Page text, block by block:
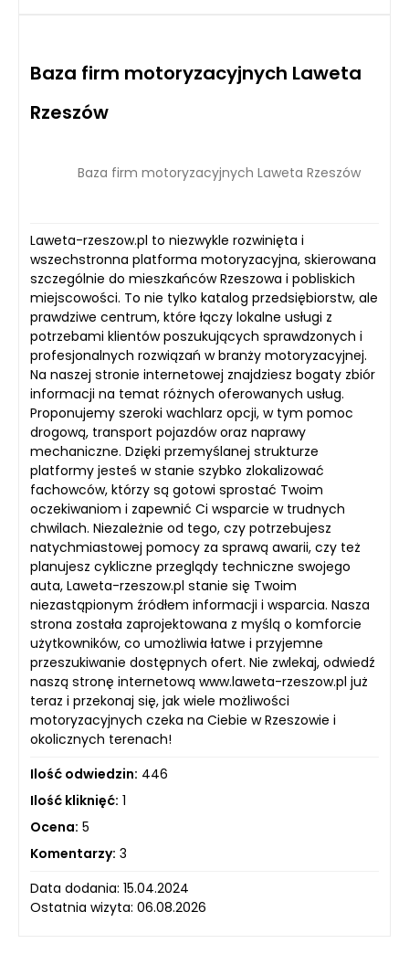
Baza firm motoryzacyjnych Laweta
Rzeszów
Baza firm motoryzacyjnych Laweta Rzeszów
Laweta-rzeszow.pl to niezwykle rozwinięta i
wszechstronna platforma motoryzacyjna, skierowana
szczególnie do mieszkańców Rzeszowa i pobliskich
miejscowości. To nie tylko katalog przedsiębiorstw, ale
prawdziwe centrum, które łączy lokalne usługi z
potrzebami klientów poszukujących sprawdzonych i
profesjonalnych rozwiązań w branży motoryzacyjnej.
Na naszej stronie internetowej znajdziesz bogaty zbiór
informacji na temat różnych oferowanych usług.
Proponujemy szeroki wachlarz opcji, w tym pomoc
drogową, transport pojazdów oraz naprawy
mechaniczne. Dzięki przemyślanej strukturze
platformy jesteś w stanie szybko zlokalizować
fachowców, którzy są gotowi sprostać Twoim
oczekiwaniom i zapewnić Ci wsparcie w trudnych
chwilach. Niezależnie od tego, czy potrzebujesz
natychmiastowej pomocy za sprawą awarii, czy też
planujesz cykliczne przeglądy techniczne swojego
auta, Laweta-rzeszow.pl stanie się Twoim
niezastąpionym źródłem informacji i wsparcia. Nasza
strona została zaprojektowana z myślą o komforcie
użytkowników, co umożliwia łatwe i przyjemne
przeszukiwanie dostępnych ofert. Nie zwlekaj, odwiedź
naszą stronę internetową www.laweta-rzeszow.pl już
teraz i przekonaj się, jak wiele możliwości
motoryzacyjnych czeka na Ciebie w Rzeszowie i
okolicznych terenach!
Ilość odwiedzin: 446
Ilość kliknięć: 1
Ocena: 5
Komentarzy: 3
Data dodania: 15.04.2024
Ostatnia wizyta: 06.08.2026